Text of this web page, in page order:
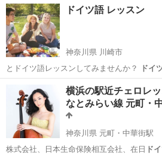
ドイツ語 レッスン
神奈川県 川崎市
とドイツ語レッスンしてみませんか？
ドイ
直接お話ししてみ…
川崎市 その他
横浜の駅近チェロレ
なとみらい線 元町・
神奈川県 元町・中華街駅
株式会社、日本生命保険相互会社、在日 ド